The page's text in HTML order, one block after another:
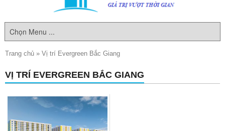
Trang chủ » Vị trí Evergreen Bắc Giang
VỊ TRÍ EVERGREEN BẮC GIANG